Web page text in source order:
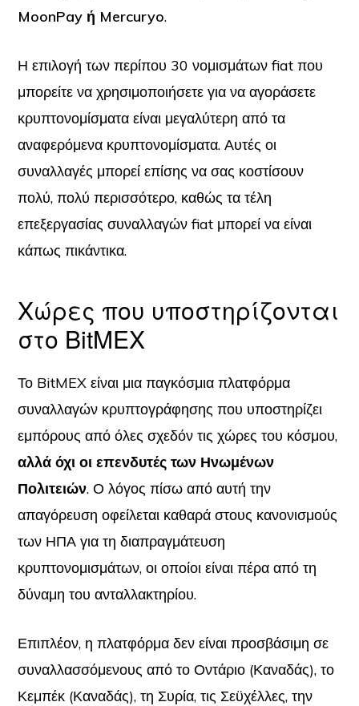
MoonPay ή Mercuryo.
Η επιλογή των περίπου 30 νομισμάτων fiat που
μπορείτε να χρησιμοποιήσετε για να αγοράσετε
κρυπτονομίσματα είναι μεγαλύτερη από τα
αναφερόμενα κρυπτονομίσματα. Αυτές οι
συναλλαγές μπορεί επίσης να σας κοστίσουν
πολύ, πολύ περισσότερο, καθώς τα τέλη
επεξεργασίας συναλλαγών fiat μπορεί να είναι
κάπως πικάντικα.
Χώρες που υποστηρίζονται
στο BitMEX
Το BitMEX είναι μια παγκόσμια πλατφόρμα
συναλλαγών κρυπτογράφησης που υποστηρίζει
εμπόρους από όλες σχεδόν τις χώρες του κόσμου,
αλλά όχι οι επενδυτές των Ηνωμένων
Πολιτειών. Ο λόγος πίσω από αυτή την
απαγόρευση οφείλεται καθαρά στους κανονισμούς
των ΗΠΑ για τη διαπραγμάτευση
κρυπτονομισμάτων, οι οποίοι είναι πέρα από τη
δύναμη του ανταλλακτηρίου.
Επιπλέον, η πλατφόρμα δεν είναι προσβάσιμη σε
συναλλασσόμενους από το Οντάριο (Καναδάς), το
Κεμπέκ (Καναδάς), τη Συρία, τις Σεϋχέλλες, την